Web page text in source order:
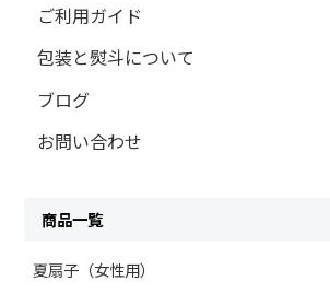
ご利用ガイド
包装と熨斗について
ブログ
お問い合わせ
商品一覧
夏扇子（女性用）